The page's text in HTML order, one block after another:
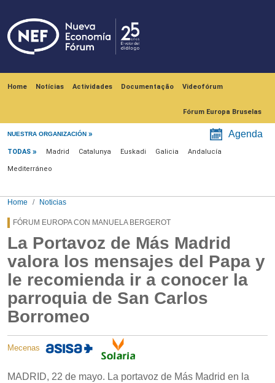
Home Notícias Actividades Documentação Videofórum
Fórum Europa Bruselas
NUESTRA ORGANIZACIÓN Agenda
Menú noticias
TODAS Madrid Catalunya Euskadi Galicia Andalucía
Mediterráneo
Home Noticias
FÓRUM EUROPA CON MANUELA BERGEROT
La Portavoz de Más Madrid
valora los mensajes del Papa y
le recomienda ir a conocer la
parroquia de San Carlos
Borromeo
Mecenas
MADRID, 22 de mayo. La portavoz de Más Madrid en la